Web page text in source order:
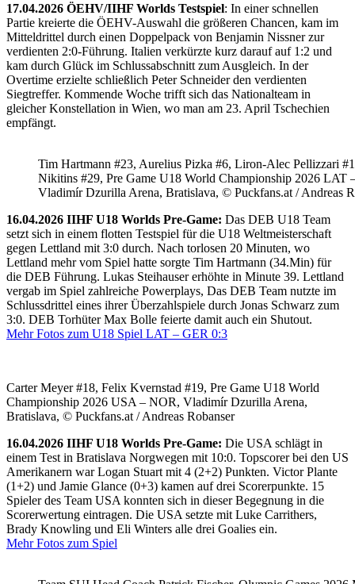
17.04.2026 ÖEHV/IIHF Worlds Testspiel: In einer schnellen
Partie kreierte die ÖEHV-Auswahl die größeren Chancen, kam im
Mitteldrittel durch einen Doppelpack von Benjamin Nissner zur
verdienten 2:0-Führung. Italien verkürzte kurz darauf auf 1:2 und
kam durch Glück im Schlussabschnitt zum Ausgleich. In der
Overtime erzielte schließlich Peter Schneider den verdienten
Siegtreffer. Kommende Woche trifft sich das Nationalteam in
gleicher Konstellation in Wien, wo man am 23. April Tschechien
empfängt.
Tim Hartmann #23, Aurelius Pizka #6, Liron-Alec Pellizzari
Nikitins #29, Pre Game U18 World Championship 2026 LAT
Vladimír Dzurilla Arena, Bratislava, © Puckfans.at / Andreas
16.04.2026 IIHF U18 Worlds Pre-Game: Das DEB U18 Team
setzt sich in einem flotten Testspiel für die U18 Weltmeisterschaft
gegen Lettland mit 3:0 durch. Nach torlosen 20 Minuten, wo
Lettland mehr vom Spiel hatte sorgte Tim Hartmann (34.Min) für
die DEB Führung. Lukas Steihauser erhöhte in Minute 39. Lettland
vergab im Spiel zahlreiche Powerplays, Das DEB Team nutzte im
Schlussdrittel eines ihrer Überzahlspiele durch Jonas Schwarz zum
3:0. DEB Torhüter Max Bolle feierte damit auch ein Shutout.
Mehr Fotos zum U18 Spiel LAT – GER 0:3
Carter Meyer #18, Felix Kvernstad #19, Pre Game U18 World
Championship 2026 USA – NOR, Vladimír Dzurilla Arena,
Bratislava, © Puckfans.at / Andreas Robanser
16.04.2026 IIHF U18 Worlds Pre-Game: Die USA schlägt in
einem Test in Bratislava Norgwegen mit 10:0. Topscorer bei den US
Amerikanern war Logan Stuart mit 4 (2+2) Punkten. Victor Plante
(1+2) und Jamie Glance (0+3) kamen auf drei Scorerpunkte. 15
Spieler des Team USA konnten sich in dieser Begegnung in die
Scorerwertung eintragen. Die USA setzte mit Luke Carrithers,
Brady Knowling und Eli Winters alle drei Goalies ein.
Mehr Fotos zum Spiel